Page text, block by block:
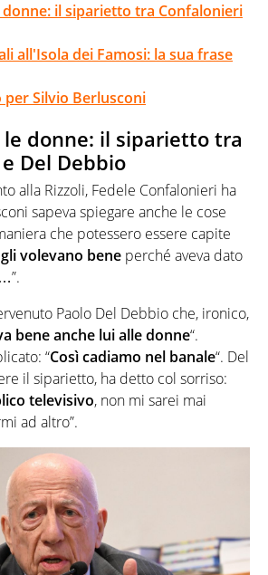
donne: il siparietto tra Confalonieri
all'Isola dei Famosi: la sua frase
Silvio Berlusconi
le donne: il siparietto tra
Del Debbio
alla Rizzoli, Fedele Confalonieri ha
sapeva spiegare anche le cose
che potessero essere capite
volevano bene perché aveva dato
Paolo Del Debbio che, ironico,
bene anche lui alle donne“.
“Così cadiamo nel banale“. Del
il siparietto, ha detto col sorriso:
televisivo, non mi sarei mai
ad altro”.